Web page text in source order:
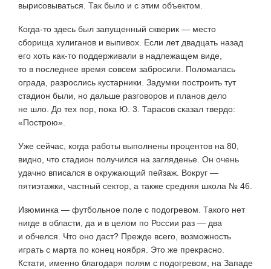
вырисовываться. Так было и с этим объектом.
Когда-то здесь был запущенный скверик — место
сборища хулиганов и выпивох. Если лет двадцать назад
его хоть как-то поддерживали в надлежащем виде,
то в последнее время совсем забросили. Поломалась
ограда, разрослись кустарники. Задумки построить тут
стадион были, но дальше разговоров и планов дело
не шло. До тех пор, пока Ю. 3. Тарасов сказал твердо:
«Построю».
Уже сейчас, когда работы выполнены процентов на 80,
видно, что стадион получился на загляденье. Он очень
удачно вписался в окружающий пейзаж. Вокруг —
пятиэтажки, частный сектор, а также средняя школа № 46.
Изюминка — футбольное поле с подогревом. Такого нет
нигде в области, да и в целом по России раз — два
и обчелся. Что оно даст? Прежде всего, возможность
играть с марта по конец ноября. Это же прекрасно.
Кстати, именно благодаря полям с подогревом, на Западе